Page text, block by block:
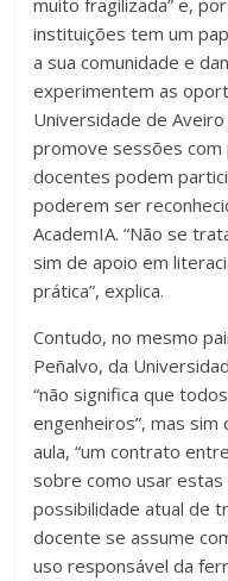
muito fragilizada” e,
instituições tem um
a sua comunidade e
experimentem as
Universidade de
promove sessões
docentes podem
poderem ser
AcademIA. “Não se
sim de apoio em
prática”, explica.
Contudo, no mesmo
Peñalvo, da
“não significa que
engenheiros”, mas
aula, “um contrato
sobre como usar estas
possibilidade atual de
docente se assume
uso responsável da